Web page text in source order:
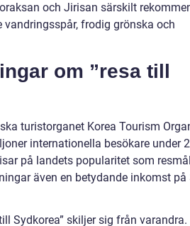
och Jirisan särskilt
vandringsspår, frodig grönska och
om ”resa till
turistorganet Korea Tourism
internationella besökare under
på landets popularitet som
även en betydande inkomst på
Sydkorea” skiljer sig från varandra.